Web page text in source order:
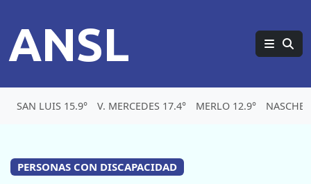
ANSL
SAN LUIS 15.9° V. MERCEDES 17.4° MERLO 12.9°
PERSONAS CON DISCAPACIDAD